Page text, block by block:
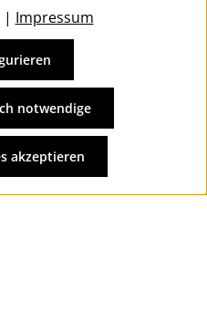
wenn nicht anders
| Impressum
notwendige
akzeptieren